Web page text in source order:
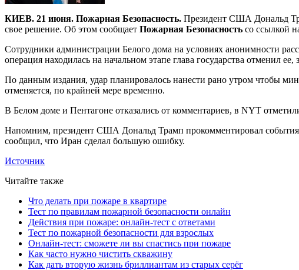
КИЕВ. 21 июня. Пожарная Безопасность. Президент США Дональд
свое решение. Об этом сообщает Пожарная Безопасность со ссылкой
Сотрудники администрации Белого дома на условиях анонимности
операция находилась на начальном этапе глава государства отменил
По данным издания, удар планировалось нанести рано утром чтобы
отменяется, по крайней мере временно.
В Белом доме и Пентагоне отказались от комментариев, в NYT
Напомним, президент США Дональд Трамп прокомментировал
сообщил, что Иран сделал большую ошибку.
Источник
Читайте также
Что делать при пожаре в квартире
Тест по правилам пожарной безопасности онлайн
Действия при пожаре: онлайн-тест с ответами
Тест по пожарной безопасности для взрослых
Онлайн-тест: сможете ли вы спастись при пожаре
Как часто нужно чистить скважину
Как дать вторую жизнь бриллиантам из старых серёг